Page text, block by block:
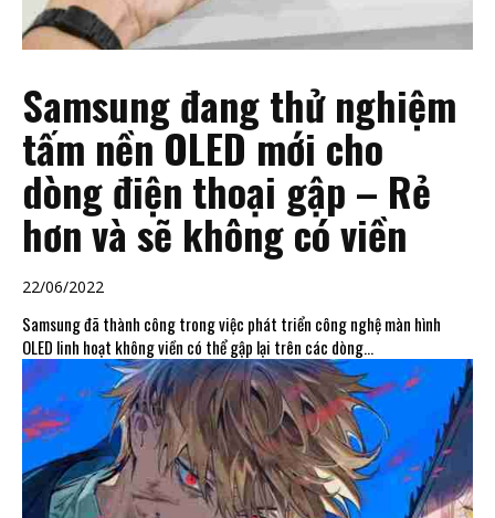
Samsung đang thử nghiệm
tấm nền OLED mới cho
dòng điện thoại gập – Rẻ
hơn và sẽ không có viền
22/06/2022
Samsung đã thành công trong việc phát triển công nghệ màn hình
OLED linh hoạt không viền có thể gập lại trên các dòng...